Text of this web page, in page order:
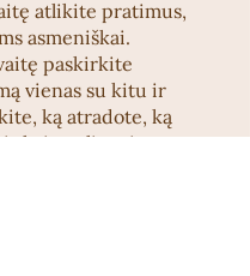
atlikite pratimus,
asmeniškai.
paskirkite
vienas su kitu ir
ką atradote, ką
kaip galite vienas